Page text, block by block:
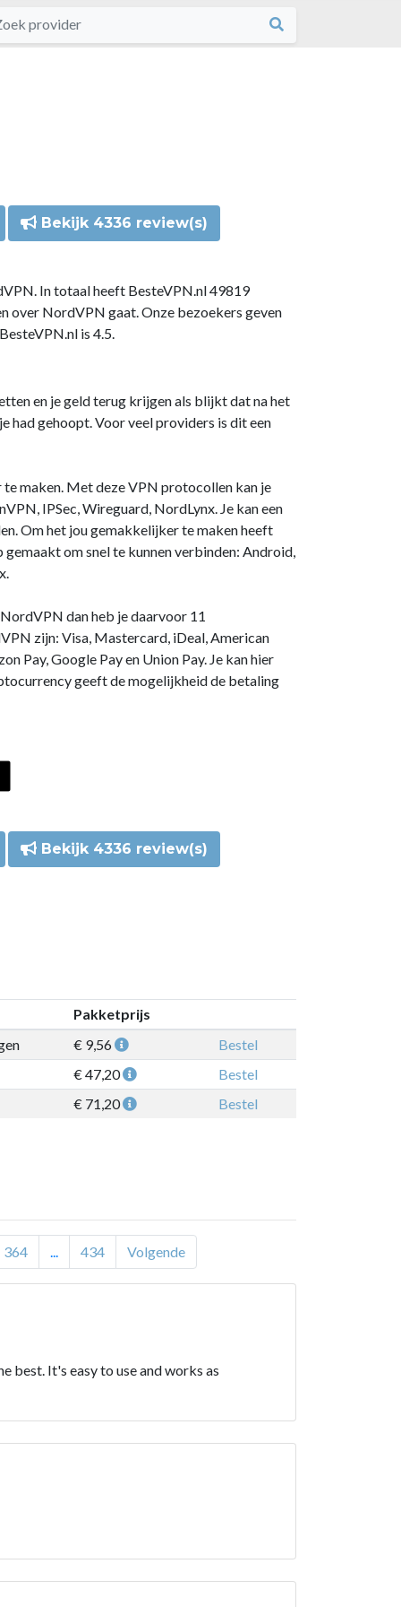
Bekijk 4336 review(s)
In totaal heeft BesteVPN.nl 49819
over NordVPN gaat. Onze bezoekers geven
is 4.5.
en je geld terug krijgen als blijkt dat na het
had gehoopt. Voor veel providers is dit een
maken. Met deze VPN protocollen kan je
IPSec, Wireguard, NordLynx. Je kan een
Om het jou gemakkelijker te maken heeft
om snel te kunnen verbinden: Android,
dan heb je daarvoor 11
zijn: Visa, Mastercard, iDeal, American
Pay, Google Pay en Union Pay. Je kan hier
geeft de mogelijkheid de betaling
Bekijk 4336 review(s)
Pakketprijs
€ 9,56
Bestel
€ 47,20
Bestel
€ 71,20
Bestel
364 434 Volgende
best. It's easy to use and works as